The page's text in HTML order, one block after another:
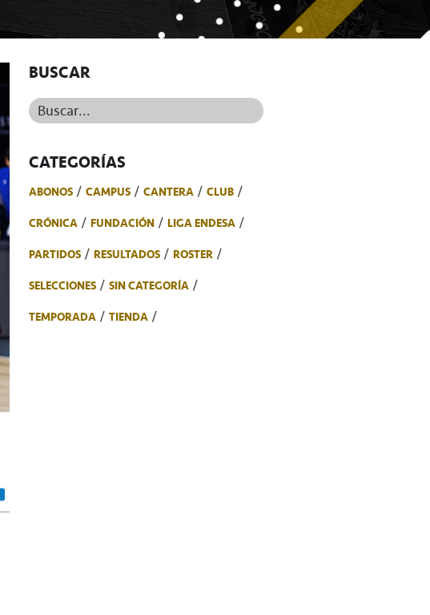
BUSCAR
Buscar...
CATEGORÍAS
ABONOS CAMPUS CANTERA
CLUB
CRÓNICA
FUNDACIÓN
LIGA ENDESA
PARTIDOS
RESULTADOS
ROSTER
SELECCIONES
SIN CATEGORÍA
TEMPORADA
TIENDA